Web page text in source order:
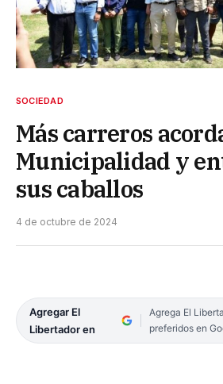
SOCIEDAD
Más carreros
Municipalidad y
sus caballos
4 de octubre de 2024
Agregar El
Libertador en
Agrega El
preferidos en